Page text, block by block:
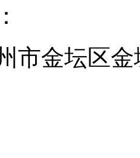
市金坛区金